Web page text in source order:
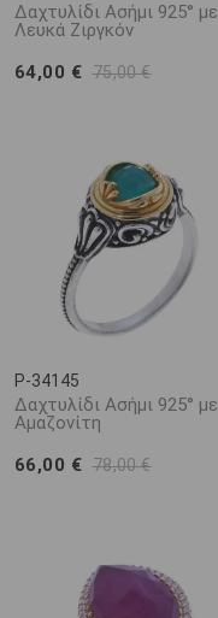
Δαχτυλίδι Ασήμι 925° με
Λευκά Ζιργκόν
64,00 € 75,00 €
P-34145
Δαχτυλίδι Ασήμι 925° με
Αμαζονίτη
66,00 € 78,00 €